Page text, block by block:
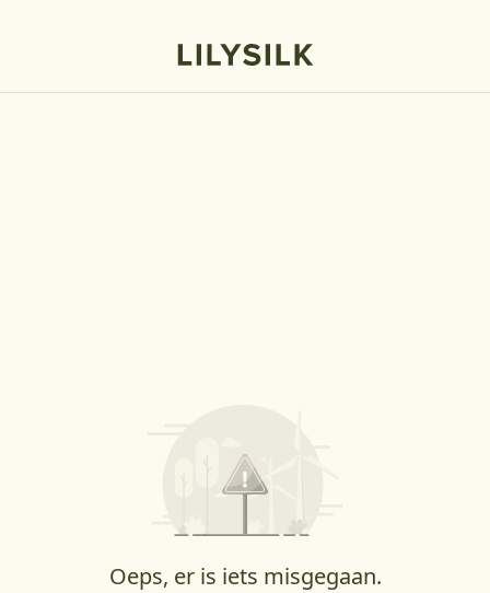
Oeps, er is iets misgegaan.